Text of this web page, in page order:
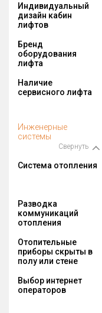
Индивидуальный
дизайн кабин
лифтов
Бренд
оборудования
лифта
Наличие
сервисного лифта
Инженерные
системы
Свернуть
Система отопления
Разводка
коммуникаций
отопления
Отопительные
приборы скрыты в
полу или стене
Выбор интернет
операторов